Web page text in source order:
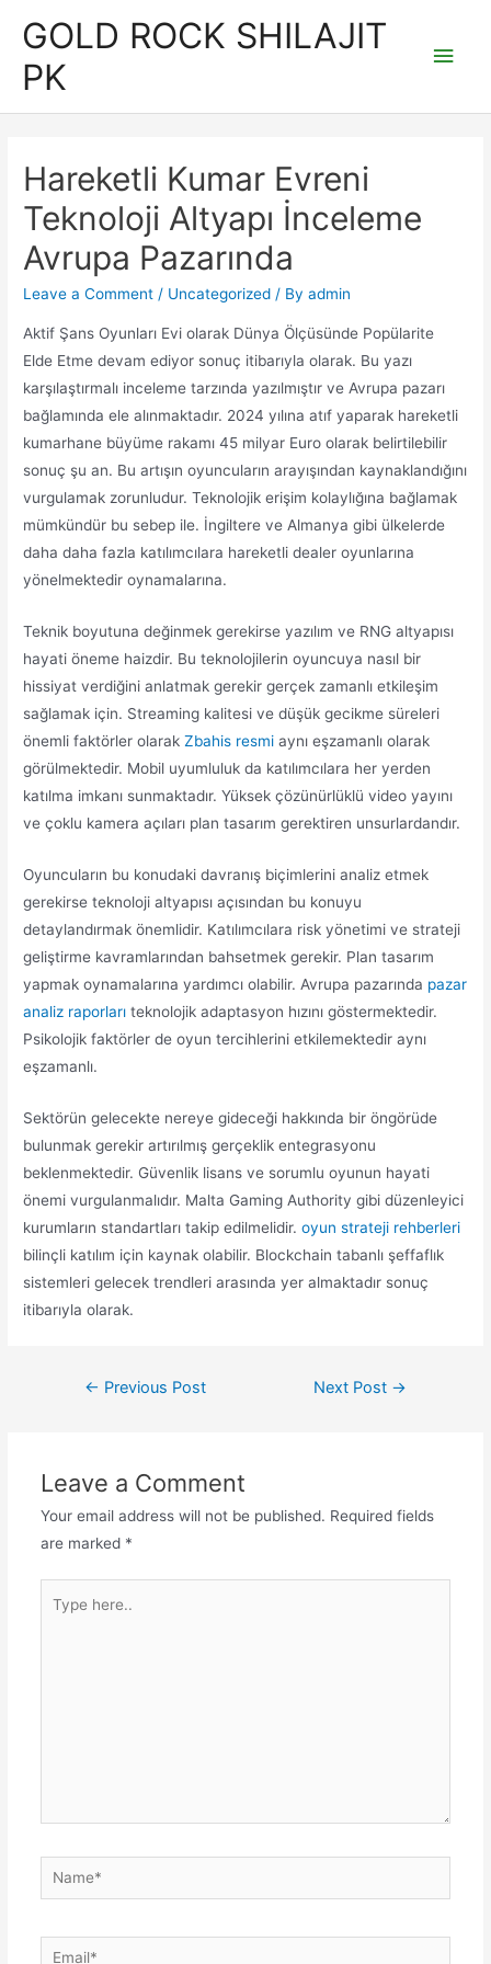
content
GOLD ROCK SHILAJIT
PK
Main
Hareketli Kumar Evreni
Teknoloji Altyapı İnceleme
Avrupa Pazarında
Leave a Comment / Uncategorized / Byadmin
Aktif Şans Oyunları Evi olarak Dünya Ölçüsünde Popülarite
Elde Etme devam ediyor sonuç itibarıyla olarak. Bu yazı
karşılaştırmalı inceleme tarzında yazılmıştır ve Avrupa pazarı
bağlamında ele alınmaktadır. 2024 yılına atıf yaparak hareketli
kumarhane büyüme rakamı 45 milyar Euro olarak belirtilebilir
sonuç şu an. Bu artışın oyuncuların arayışından kaynaklandığını
vurgulamak zorunludur. Teknolojik erişim kolaylığına bağlamak
mümkündür bu sebep ile. İngiltere ve Almanya gibi ülkelerde
daha daha fazla katılımcılara hareketli dealer oyunlarına
yönelmektedir oynamalarına.
Teknik boyutuna değinmek gerekirse yazılım ve RNG altyapısı
hayati öneme haizdir. Bu teknolojilerin oyuncuya nasıl bir
hissiyat verdiğini anlatmak gerekir gerçek zamanlı etkileşim
sağlamak için. Streaming kalitesi ve düşük gecikme süreleri
önemli faktörler olarakZbahis resmi aynı eşzamanlı olarak
görülmektedir. Mobil uyumluluk da katılımcılara her yerden
katılma imkanı sunmaktadır. Yüksek çözünürlüklü video yayını
ve çoklu kamera açıları plan tasarım gerektiren unsurlardandır.
Oyuncuların bu konudaki davranış biçimlerini analiz etmek
gerekirse teknoloji altyapısı açısından bu konuyu
detaylandırmak önemlidir. Katılımcılara risk yönetimi ve strateji
geliştirme kavramlarından bahsetmek gerekir. Plan tasarım
yapmak oynamalarına yardımcı olabilir. Avrupa pazarında pazar
analiz raporları teknolojik adaptasyon hızını göstermektedir.
Psikolojik faktörler de oyun tercihlerini etkilemektedir aynı
eşzamanlı.
Sektörün gelecekte nereye gideceği hakkında bir öngörüde
bulunmak gerekir artırılmış gerçeklik entegrasyonu
beklenmektedir. Güvenlik lisans ve sorumlu oyunun hayati
önemi vurgulanmalıdır. Malta Gaming Authority gibi düzenleyici
kurumların standartları takip edilmelidir.oyun strateji rehberleri
bilinçli katılım için kaynak olabilir. Blockchain tabanlı şeffaflık
sistemleri gelecek trendleri arasında yer almaktadır sonuç
itibarıyla olarak.
Post← Previous Post Next Post →
Leave a Comment
Your email address will not be published. Required fields
are marked *
here..
Name*
Email*